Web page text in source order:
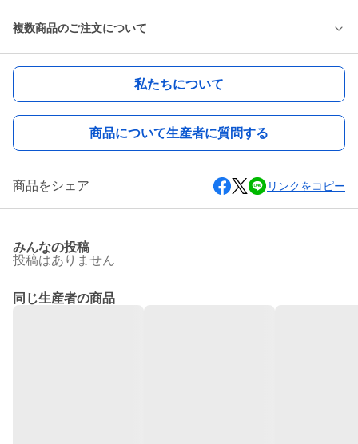
複数商品のご注文について
私たちについて
商品について生産者に質問する
商品をシェア リンクをコピー
みんなの投稿
投稿はありません
同じ生産者の商品